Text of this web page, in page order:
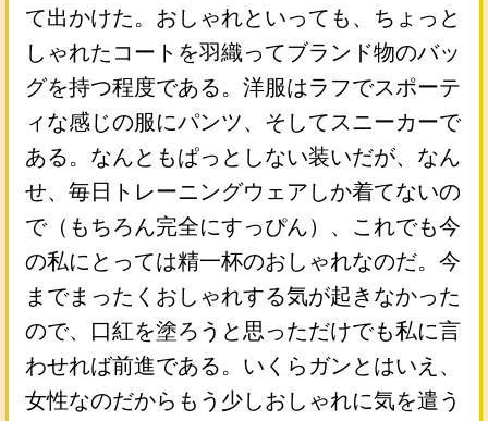
て出かけた。おしゃれといっても、ちょっと
しゃれたコートを羽織ってブランド物のバッ
グを持つ程度である。洋服はラフでスポーテ
ィな感じの服にパンツ、そしてスニーカーで
ある。なんともぱっとしない装いだが、なん
せ、毎日トレーニングウェアしか着てないの
で（もちろん完全にすっぴん）、これでも今
の私にとっては精一杯のおしゃれなのだ。今
までまったくおしゃれする気が起きなかった
ので、口紅を塗ろうと思っただけでも私に言
わせれば前進である。いくらガンとはいえ、
女性なのだからもう少しおしゃれに気を遣う